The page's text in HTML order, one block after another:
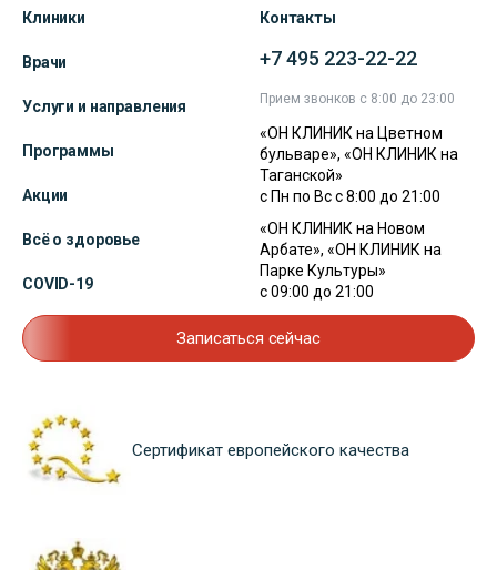
Клиники
Врачи
Услуги и направления
Программы
Акции
Всё о здоровье
COVID-19
Контакты
+7 495 223-22-22
Прием звонков с 8:00 до 23:00
«ОН КЛИНИК на Цветном
бульваре», «ОН КЛИНИК на
Таганской»
с Пн по Вс с 8:00 до 21:00
«ОН КЛИНИК на Новом
Арбате», «ОН КЛИНИК на
Парке Культуры»
с 09:00 до 21:00
Записаться сейчас
Сертификат европейского качества